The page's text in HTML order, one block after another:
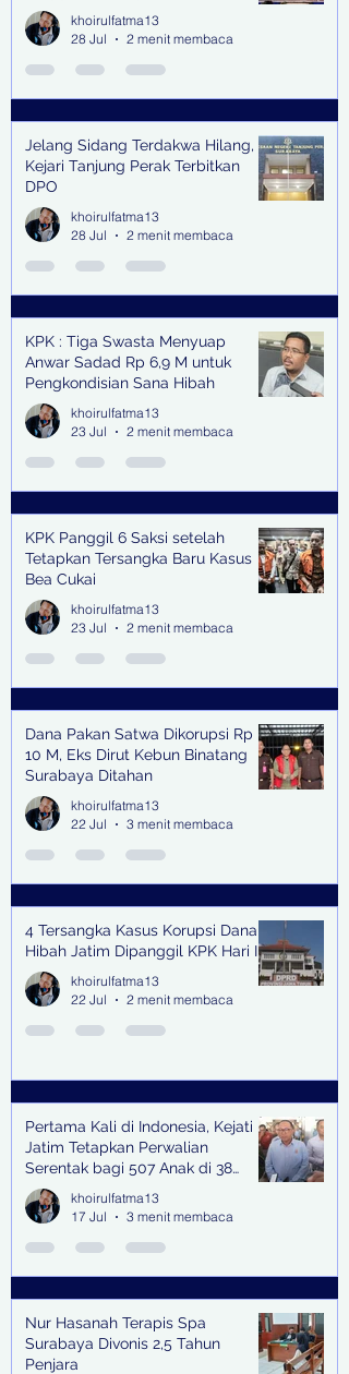
khoirulfatma13
28 Jul
2 menit membaca
Jelang Sidang Terdakwa Hilang,
Kejari Tanjung Perak Terbitkan
DPO
khoirulfatma13
28 Jul
2 menit membaca
KPK : Tiga Swasta Menyuap
Anwar Sadad Rp 6,9 M untuk
Pengkondisian Sana Hibah
khoirulfatma13
23 Jul
2 menit membaca
KPK Panggil 6 Saksi setelah
Tetapkan Tersangka Baru Kasus
Bea Cukai
khoirulfatma13
23 Jul
2 menit membaca
Dana Pakan Satwa Dikorupsi Rp
10 M, Eks Dirut Kebun Binatang
Surabaya Ditahan
khoirulfatma13
22 Jul
3 menit membaca
4 Tersangka Kasus Korupsi Dana
Hibah Jatim Dipanggil KPK Hari Ini
khoirulfatma13
22 Jul
2 menit membaca
Pertama Kali di Indonesia, Kejati
Jatim Tetapkan Perwalian
Serentak bagi 507 Anak di 38
Kabupaten & Kota
khoirulfatma13
17 Jul
3 menit membaca
Nur Hasanah Terapis Spa
Surabaya Divonis 2,5 Tahun
Penjara